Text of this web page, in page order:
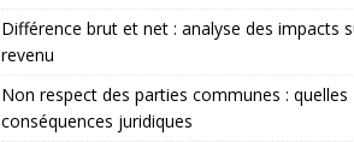
Différence brut et net : analyse des impacts
revenu
Non respect des parties communes : quelles
conséquences juridiques